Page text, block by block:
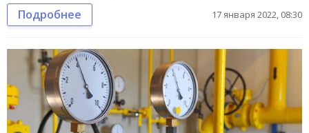
Подробнее 17 января 2022, 08:30